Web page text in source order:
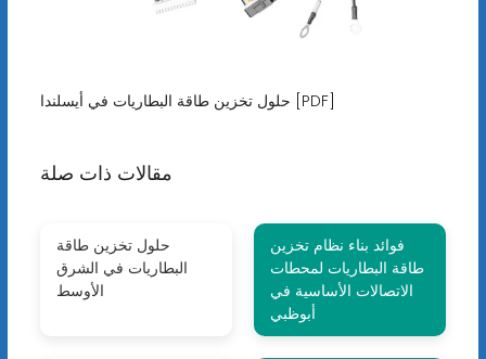
حلول تخزين طاقة البطاريات في أيسلندا [PDF]
مقالات ذات صلة
حلول تخزين طاقة
البطاريات في الشرق
الأوسط
فوائد بناء نظام تخزين
طاقة البطاريات لمحطات
الاتصالات الأساسية في
أبوظبي